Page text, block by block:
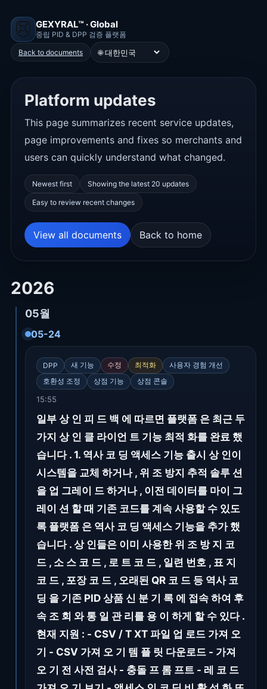
GEXYRAL™ · Global
중립 PID & DPP 검증 플랫폼
Back to documents
🌐
Platform updates
This page summarizes recent service updates,
page improvements and fixes so merchants and
users can quickly understand what changed.
Newest first Showing the latest 20 updates
Easy to review recent changes
View all documents Back to home
2026
05월
05-24
DPP 새 기능 수정 최적화
사용자 경험 개선
호환성 조정
상점 기능 상점 콘솔
15:55
일부 상 인 피 드 백 에 따르면 플랫폼 은 최근 두
가지 상 인 클 라이언 트 기능 최적 화를 완료 했
습니다 . 1. 역사 코 딩 액세스 기능 출시 상 인이
시스템을 교체 하거나 , 위 조 방지 추적 솔루 션
을 업 그레이 드 하거나 , 이전 데이터를 마이 그
레이 션 할 때 기존 코드를 계속 사용할 수 있도
록 플랫폼 은 역사 코 딩 액세스 기능을 추가 했
습니다 . 상 인들은 이미 사용한 위 조 방 지 코
드 , 소 스 코 드 , 로 트 코 드 , 일련 번호 , 표 지
코 드 , 포장 코 드 , 오래된 QR 코 드 등 역사 코
딩 을 기존 PID 상품 신 분 기 록 에 접속 하여 후
속 조 회 와 통 일 관 리를 용 이 하게 할 수 있다 .
현재 지원 : - CSV / T XT 파일 업 로드 가져 오
기 - CSV 가져 오 기 템 플 릿 다운로드 - 가져
오 기 전 사전 검사 - 충돌 프 롬 프트 - 레 코 드